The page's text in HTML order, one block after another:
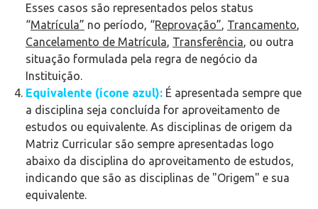
Esses casos são representados pelos status
“Matrícula” no período, “Reprovação” Trancamento
Cancelamento de Matrícula Transferência , ou outra
situação formulada pela regra de negócio da
Instituição.
Equivalente (ícone azul): É apresentada sempre que
a disciplina seja concluída for aproveitamento de
estudos ou equivalente. As disciplinas de origem da
Matriz Curricular são sempre apresentadas logo
abaixo da disciplina do aproveitamento de estudos,
indicando que são as disciplinas de "Origem" e sua
equivalente.